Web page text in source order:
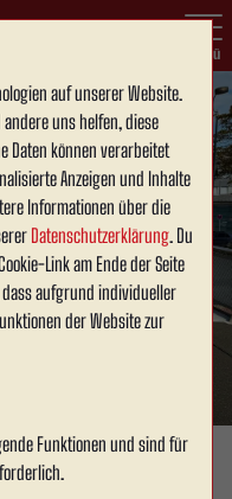
auf unserer Website.
uns helfen, diese
Daten können verarbeitet
Anzeigen und Inhalte
Informationen über die
Datenschutzerklärung. Du
Link am Ende der Seite
aufgrund individueller
der Website zur
Funktionen und sind für
Menü